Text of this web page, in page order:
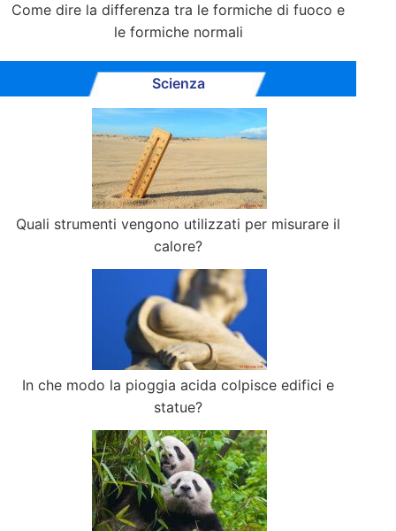
Come dire la differenza tra le formiche di fuoco e
le formiche normali
Scienza
Quali strumenti vengono utilizzati per misurare il
calore?
In che modo la pioggia acida colpisce edifici e
statue?